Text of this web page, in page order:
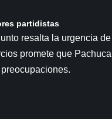
partidistas
resalta la urgencia de
promete que Pachuca